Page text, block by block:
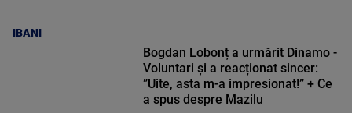
IBANI
Bogdan Lobonț a urmărit Dinamo -
Voluntari și a reacționat sincer:
”Uite, asta m-a impresionat!” + Ce
a spus despre Mazilu